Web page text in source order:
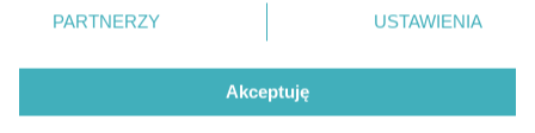
Strona korzysta z plików cookies w celu realizacji usług. Pozostając na niej,
wyrażasz zgodę na ich wykorzystanie. Więcej informacji w polityce
prywatności.
znajdujący się w lewym dolnym rogu strony
. Niektóre
rodzaje przetwarzania danych nie wymagają zgody
użytkownika, ale masz prawo sprzeciwić się takiemu
przetwarzaniu. Preferencje będą miały zastosowania tylko
na tej witrynie.
PARTNERZY USTAWIENIA
Akceptuję